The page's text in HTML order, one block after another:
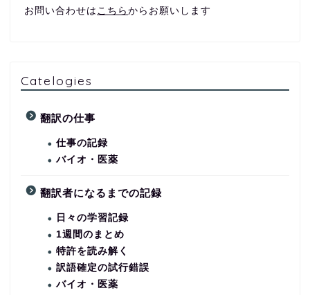
お問い合わせは こちら からお願いします
Catelogies
翻訳の仕事
仕事の記録
バイオ・医薬
翻訳者になるまでの記録
日々の学習記録
1週間のまとめ
特許を読み解く
訳語確定の試行錯誤
バイオ・医薬